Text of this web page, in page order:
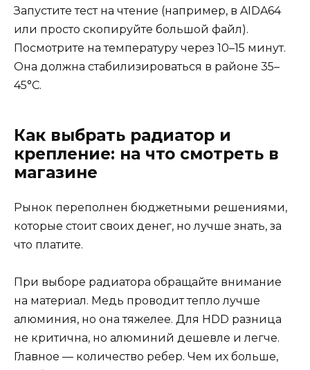
Запустите тест на чтение (например, в AIDA64
или просто скопируйте большой файл).
Посмотрите на температуру через 10–15 минут.
Она должна стабилизироваться в районе 35–
45°C.
Как выбрать радиатор и
крепление: на что смотреть в
магазине
Рынок переполнен бюджетными решениями,
которые стоит своих денег, но лучше знать, за
что платите.
При выборе радиатора обращайте внимание
на материал. Медь проводит тепло лучше
алюминия, но она тяжелее. Для HDD разница
не критична, но алюминий дешевле и легче.
Главное — количество ребер. Чем их больше,